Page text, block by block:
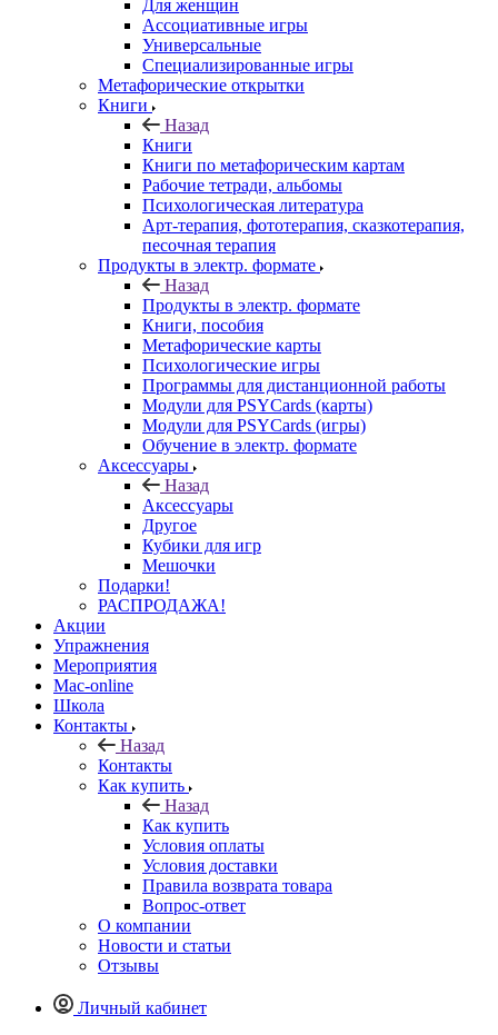
Для женщин
Ассоциативные игры
Универсальные
Специализированные игры
Метафорические открытки
Книги
Назад
Книги
Книги по метафорическим картам
Рабочие тетради, альбомы
Психологическая литература
Арт-терапия, фототерапия, сказкотерапия,
песочная терапия
Продукты в электр. формате
Назад
Продукты в электр. формате
Книги, пособия
Метафорические карты
Психологические игры
Программы для дистанционной работы
Модули для PSYCards (карты)
Модули для PSYCards (игры)
Обучение в электр. формате
Аксессуары
Назад
Аксессуары
Другое
Кубики для игр
Мешочки
Подарки!
РАСПРОДАЖА!
Акции
Упражнения
Мероприятия
Mac-online
Школа
Контакты
Назад
Контакты
Как купить
Назад
Как купить
Условия оплаты
Условия доставки
Правила возврата товара
Вопрос-ответ
О компании
Новости и статьи
Отзывы
Личный кабинет